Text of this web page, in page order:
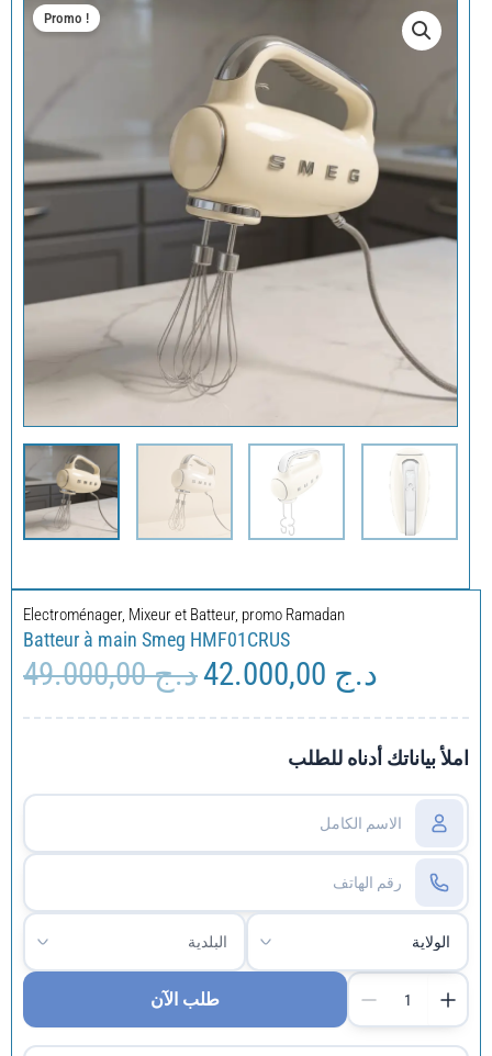
Promo !
Electroménager, Mixeur et Batteur, promo Ramadan
Batteur à main Smeg HMF01CRUS
د.ج49.000,00
Le
initial
د.ج
actuel
est :
املأ بياناتك أدناه للطلب
طلب الآن